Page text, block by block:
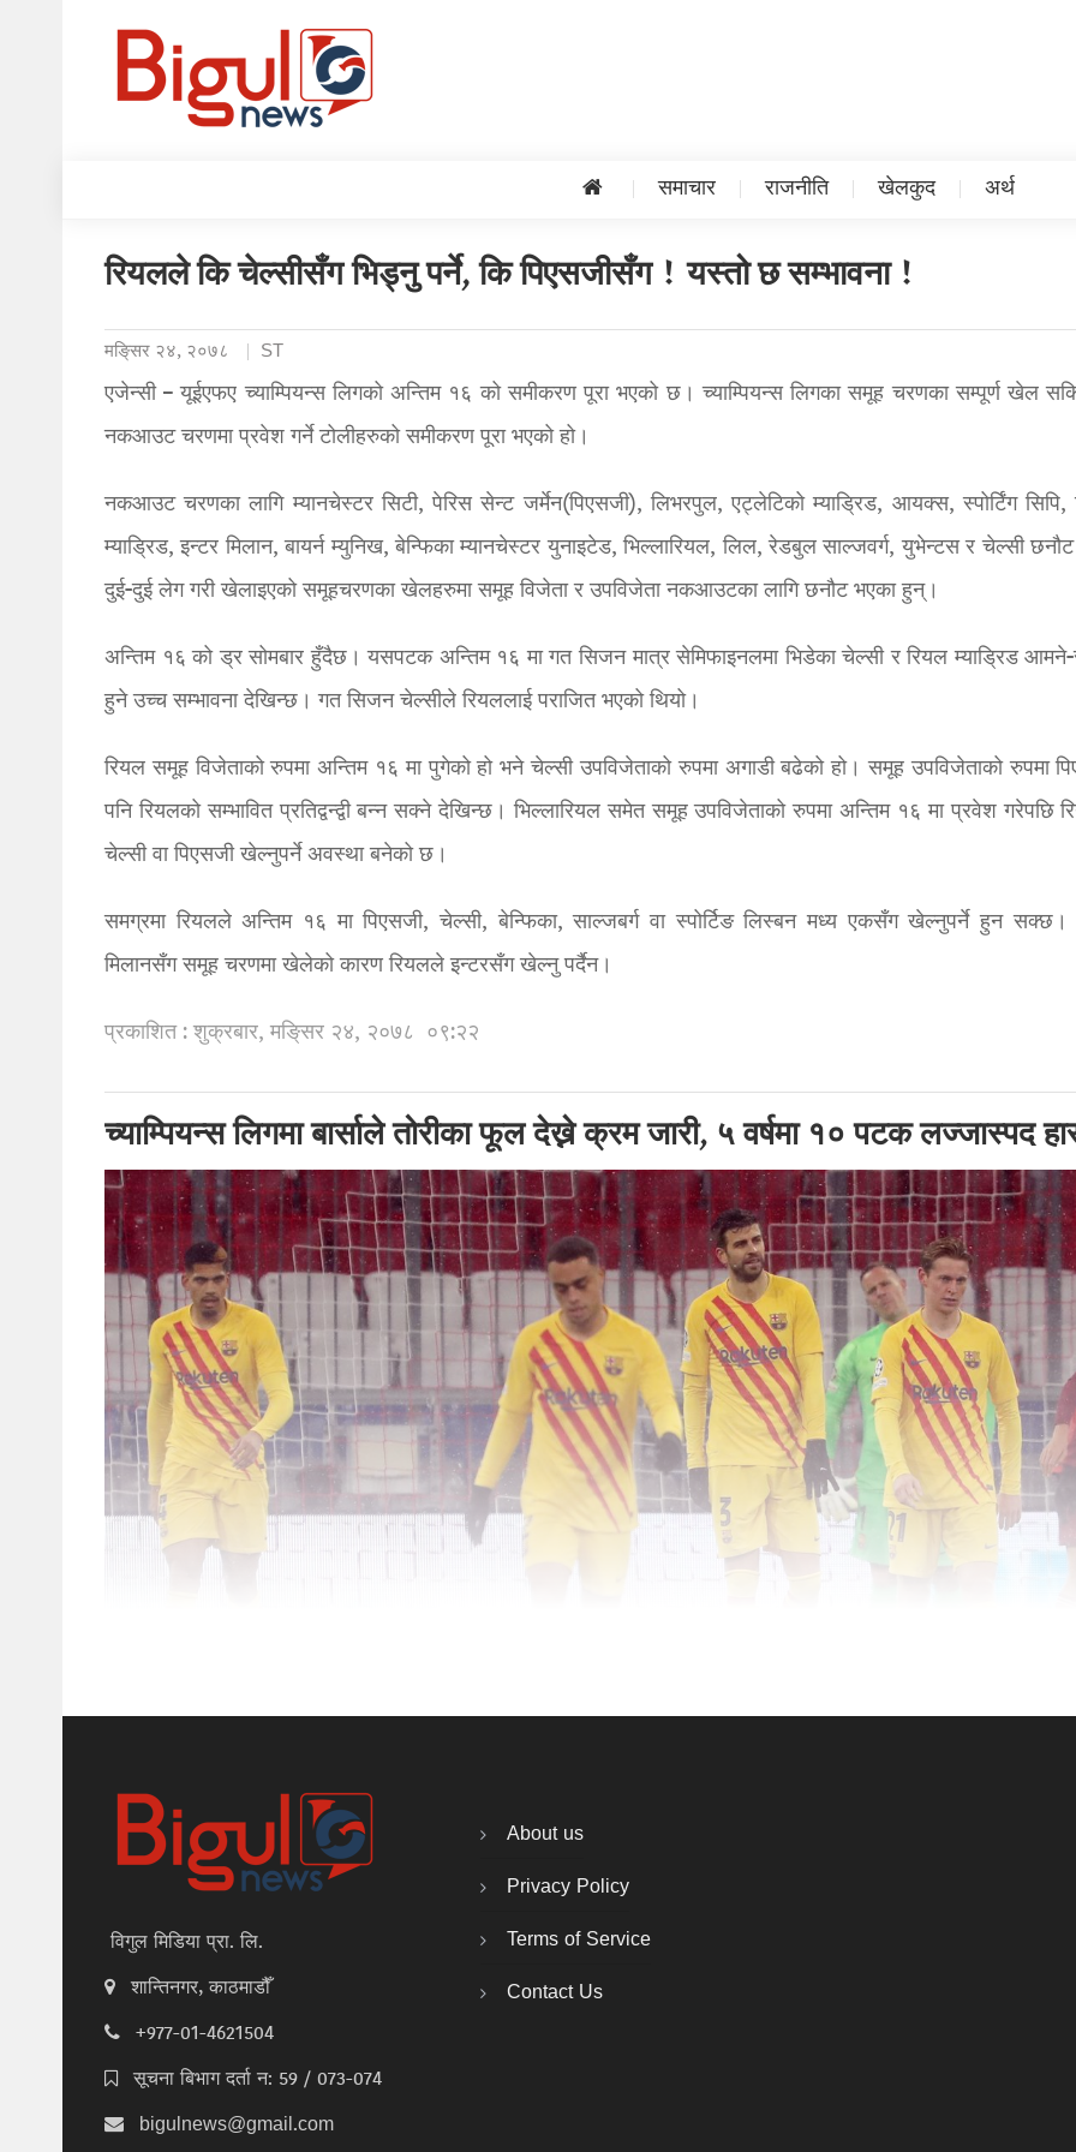
समाचार राजनीति खेलकुद अर्थ
रियलले कि चेल्सीसँग भिड्नु पर्ने, कि पिएसजीसँग ! यस्तो छ सम्भावना !
मङि्सर २४, २०७८ ST
एजेन्सी – यूईएफए च्याम्पियन्स लिगको अन्तिम १६ को समीकरण पूरा भएको छ। च्याम्पियन्स लिगका समूह चरणका सम्पूर्ण खेल
नकआउट चरणमा प्रवेश गर्ने टोलीहरुको समीकरण पूरा भएको हो।
नकआउट चरणका लागि म्यानचेस्टर सिटी, पेरिस सेन्ट जर्मेन(पिएसजी), लिभरपुल, एट्लेटिको म्याड्रिड, आयक्स, स्पोर्टिंग सिपि,
म्याड्रिड, इन्टर मिलान, बायर्न म्युनिख, बेन्फिका म्यानचेस्टर युनाइटेड, भिल्लारियल, लिल, रेडबुल साल्जवर्ग, युभेन्टस र चेल्सी
दुई-दुई लेग गरी खेलाइएको समूहचरणका खेलहरुमा समूह विजेता र उपविजेता नकआउटका लागि छनौट भएका हुन्।
अन्तिम १६ को ड्र सोमबार हुँदैछ। यसपटक अन्तिम १६ मा गत सिजन मात्र सेमिफाइनलमा भिडेका चेल्सी र रियल म्याड्रिड
हुने उच्च सम्भावना देखिन्छ। गत सिजन चेल्सीले रियललाई पराजित भएको थियो।
रियल समूह विजेताको रुपमा अन्तिम १६ मा पुगेको हो भने चेल्सी उपविजेताको रुपमा अगाडी बढेको हो। समूह उपविजेताको रुपमा
पनि रियलको सम्भावित प्रतिद्वन्द्वी बन्न सक्ने देखिन्छ। भिल्लारियल समेत समूह उपविजेताको रुपमा अन्तिम १६ मा प्रवेश गरेपछि
चेल्सी वा पिएसजी खेल्नुपर्ने अवस्था बनेको छ।
समग्रमा रियलले अन्तिम १६ मा पिएसजी, चेल्सी, बेन्फिका, साल्जबर्ग वा स्पोर्टिङ लिस्बन मध्य एकसँग खेल्नुपर्ने हुन सक्छ।
मिलानसँग समूह चरणमा खेलेको कारण रियलले इन्टरसँग खेल्नु पर्दैन।
प्रकाशित : शुक्रबार, मङि्सर २४, २०७८ ०९:२२
च्याम्पियन्स लिगमा बार्साले तोरीका फूल देख्ने क्रम जारी, ५ वर्षमा १० पटक लज्जास्पद
विगुल मिडिया प्रा. लि.
शान्तिनगर, काठमाडौँ
+977-01-4621504
सूचना बिभाग दर्ता न: 59 / 073-074
bigulnews@gmail.com
About us
Privacy Policy
Terms of Service
Contact Us